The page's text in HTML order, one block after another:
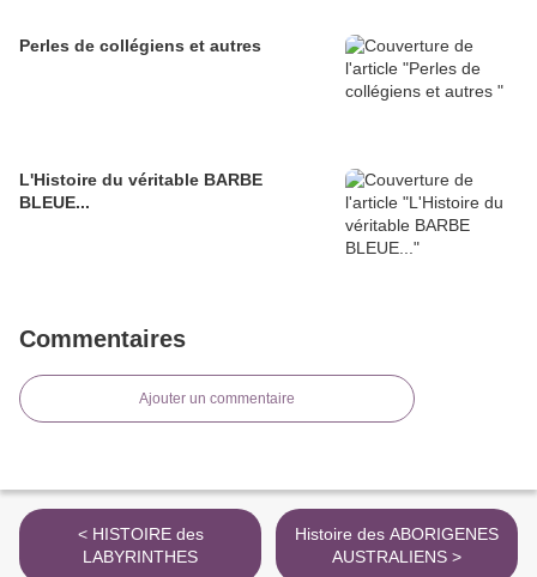
Perles de collégiens et autres
L'Histoire du véritable BARBE
BLEUE...
Commentaires
Ajouter un commentaire
< HISTOIRE des
LABYRINTHES
Histoire des ABORIGENES
AUSTRALIENS >